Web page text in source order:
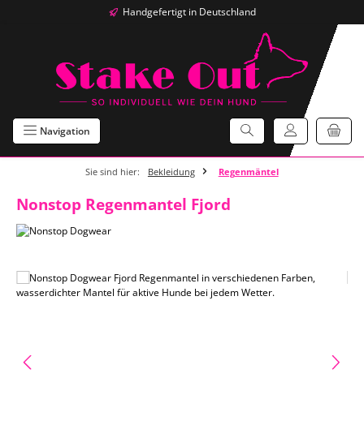
Zum Hauptinhalt springenHandgefertigt in Deutschland
Navigation
Sie sind hier: Bekleidung Regenmäntel
Nonstop Regenmantel Fjord
Bildergalerie überspringen